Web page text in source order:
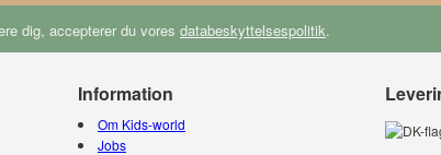
dig, accepterer du vores databeskyttelsespolitik.
Information
Om Kids-world
Jobs